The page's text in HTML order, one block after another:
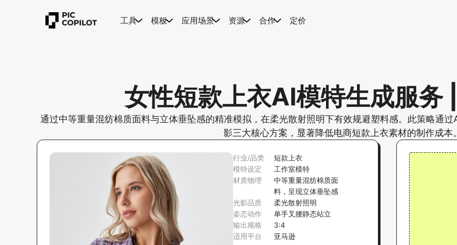
工具 模板 应用场景 资源 合作 定价
女性短款上衣AI模特生成服务
通过中等重量混纺棉质面料与立体垂坠感的精准模拟，在柔光散射照明下有效规避塑料感。此策略通
影三大核心方案，显著降低电商短款上衣素材的制作成本。
行业/品类
短款上衣
模特设定
工作室模特
材质物理
中等重量混纺棉质面
料，呈现立体垂坠感
光影品质
柔光散射照明
姿态动作
单手叉腰静态站立
输出规格
3:4
适用平台
亚马逊